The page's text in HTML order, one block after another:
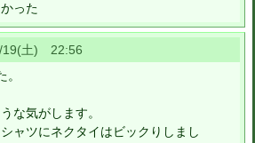
った
土) 22:56
な気がします。
ャツにネクタイはビックりしまし